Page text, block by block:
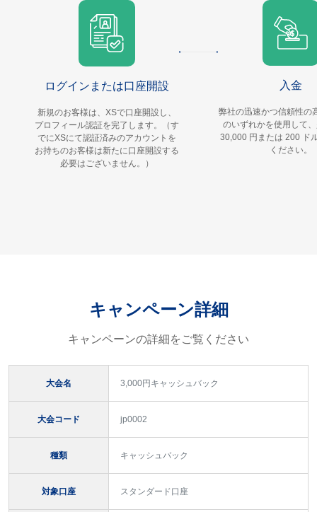
ログインまたは口座開設
新規のお客様は、XSで口座開設し、
プロフィール認証を完了します。（す
でにXSにて認証済みのアカウントを
お持ちのお客様は新たに口座開設する
必要はございません。）
入金
弊社の迅速かつ信頼性の
のいずれかを使用して
30,000 円または 200 ド
ください。
キャンペーン詳細
キャンペーンの詳細をご覧ください
大会名 3,000円キャッシュバック
大会コード jp0002
種類 キャッシュバック
対象口座 スタンダード口座